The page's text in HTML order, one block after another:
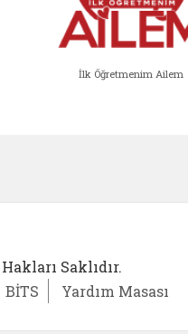
İlk Öğretmenim Ailem
Saklıdır.
BİTS Yardım Masası